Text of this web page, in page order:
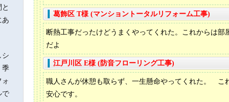
。
江
は
あ
季
で
葛飾区 T様 (マンショントータルリフォーム工事)
断熱工事だったけどうまくやってくれた。これからは部
だよ
江戸川区 E様 (防音フローリング工事)
職人さんが休憩も取らず、一生懸命やってくれた。 こ
安心です。